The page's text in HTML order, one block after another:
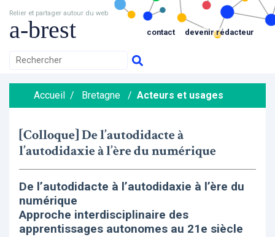
Relier et partager autour du web
a-brest contact devenir rédacteur
Accueil / Bretagne / Acteurs et usages
[Colloque] De l’autodidacte à
l’autodidaxie à l’ère du numérique
De l’autodidacte à l’autodidaxie à l’ère du
numérique
Approche interdisciplinaire des
apprentissages autonomes au 21e siècle